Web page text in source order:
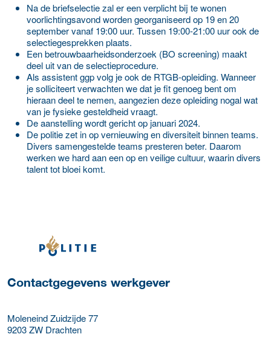
Na de briefselectie zal er een verplicht bij te wonen
voorlichtingsavond worden georganiseerd op 19 en 20
september vanaf 19:00 uur. Tussen 19:00-21:00 uur ook de
selectiegesprekken plaats.
Een betrouwbaarheidsonderzoek (BO screening) maakt
deel uit van de selectieprocedure.
Als assistent ggp volg je ook de RTGB-opleiding. Wanneer
je solliciteert verwachten we dat je fit genoeg bent om
hieraan deel te nemen, aangezien deze opleiding nogal wat
van je fysieke gesteldheid vraagt.
De aanstelling wordt gericht op januari 2024.
De politie zet in op vernieuwing en diversiteit binnen teams.
Divers samengestelde teams presteren beter. Daarom
werken we hard aan een op en veilige cultuur, waarin divers
talent tot bloei komt.
Meer werkgever details
Contactgegevens werkgever
Moleneind Zuidzijde 77
9203 ZW Drachten